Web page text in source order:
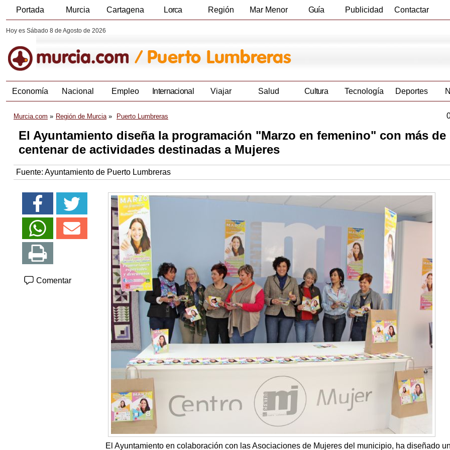
Portada Murcia Cartagena Lorca Región Mar Menor Guía Publicidad Contactar
Hoy es Sábado 8 de Agosto de 2026
Economía Nacional Empleo Internacional Viajar Salud Cultura Tecnología Deportes
Murcia.com Región de Murcia Puerto Lumbreras
El Ayuntamiento diseña la programación "Marzo en femenino" con más de
centenar de actividades destinadas a Mujeres
Fuente: Ayuntamiento de Puerto Lumbreras
Comentar
El Ayuntamiento en colaboración con las Asociaciones de Mujeres del municipio, ha diseñado